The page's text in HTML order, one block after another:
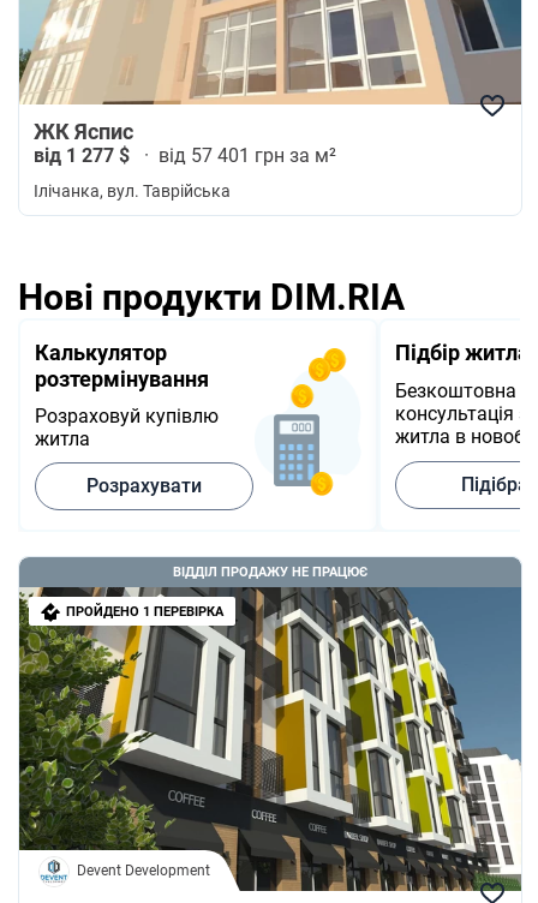
ЖК Яспис
від 1 277 $ · від 57 401 грн за м²
Ілічанка, вул. Таврійська
Нові продукти DIM.RIA
Калькулятор
розтермінування
Розраховуй купівлю
житла
Розрахувати
Підбір житла
Безкоштовна
консультація з
житла в
ВІДДІЛ ПРОДАЖУ НЕ ПРАЦЮЄ
ПРОЙДЕНО 1 ПЕРЕВІРКА
Devent Development